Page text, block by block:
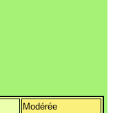
Modérée